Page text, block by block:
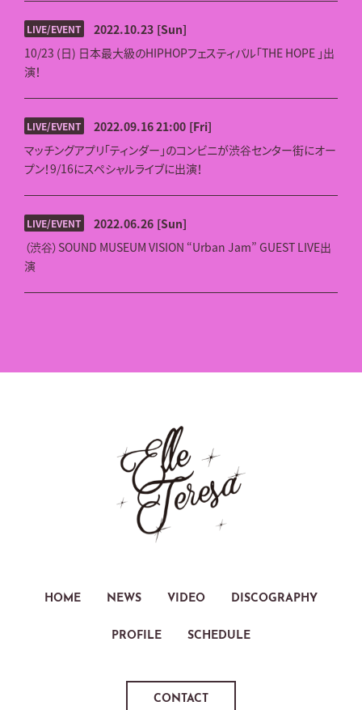
LIVE/EVENT 2022.10.23 [Sun]
10/23 (日) 日本最大級のHIPHOPフェスティバル「THE HOPE 」出
演！
LIVE/EVENT 2022.09.16 21:00 [Fri]
マッチングアプリ「ティンダー」のコンビニが渋谷センター街にオー
プン！9/16にスペシャルライブに出演！
LIVE/EVENT 2022.06.26 [Sun]
（渋谷）SOUND MUSEUM VISION “Urban Jam” GUEST LIVE出
演
HOME NEWS VIDEO DISCOGRAPHY
PROFILE SCHEDULE
CONTACT